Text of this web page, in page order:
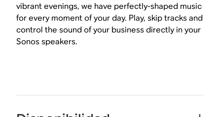
vibrant evenings, we have perfectly-shaped music
for every moment of your day. Play, skip tracks and
control the sound of your business directly in your
Sonos speakers.